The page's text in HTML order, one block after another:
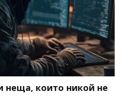
неща, които никой не